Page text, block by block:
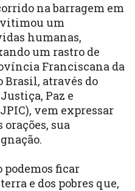
na barragem em
vitimou um
humanas,
um rastro de
Franciscana da
Brasil, através do
Paz e
vem expressar
orações, sua
podemos ficar
e dos pobres que,